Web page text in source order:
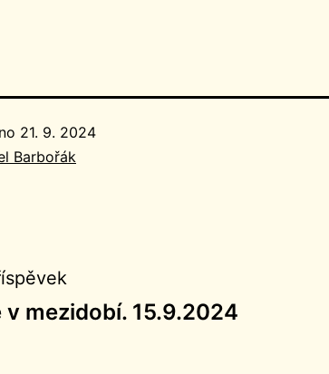
21. 9. 2024
Barbořák
v mezidobí. 15.9.2024